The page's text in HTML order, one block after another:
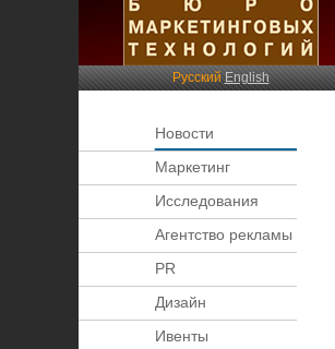
РусскийEnglish
Новости
Маркетинг
Исследования
Агентство рекламы
PR
Дизайн
Ивенты